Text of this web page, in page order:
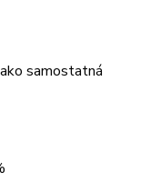
samostatná